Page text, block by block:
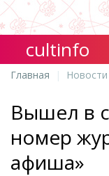
cultinfo
Главная Новости
Вышел в
номер
афиша»